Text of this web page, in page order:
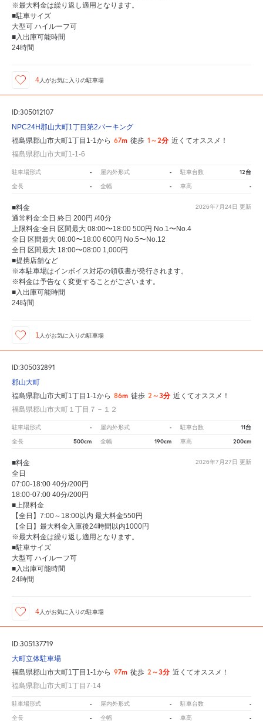
※最大料金は繰り返し適用となります。
■駐車サイズ
大型可 ハイルーフ可
■入出庫可能時間
24時間
4 人がお気に入りの駐車場
ID:305012107
NPC24H郡山大町1丁目第2パーキング
福島県郡山市大町1丁目1-1から 67m 徒歩 1～2分 近くてオススメ！
福島県郡山市大町1-1-6
駐車場形式 - 屋内外形式 - 駐車台数 12台
全長 - 全幅 - 車高 -
2026年7月24日 更新
■料金
通常料金:全日 終日 200円 /40分
上限料金:全日 区間最大 08:00〜18:00 500円 No.1〜No.4
全日 区間最大 08:00〜18:00 600円 No.5〜No.12
全日 区間最大 18:00〜08:00 1,000円
■提携店舗など
※本駐車場はインボイス対応の領収書が発行されます。
※料金は予告なく変更することがございます。
■入出庫可能時間
24時間
1 人がお気に入りの駐車場
ID:305032891
郡山大町
福島県郡山市大町1丁目1-1から 86m 徒歩 2～3分 近くてオススメ！
福島県郡山市大町１丁目７－１２
駐車場形式 - 屋内外形式 - 駐車台数 11台
全長 500cm 全幅 190cm 車高 200cm
2026年7月27日 更新
■料金
全日
07:00-18:00 40分/200円
18:00-07:00 40分/200円
■上限料金
【全日】7:00～18:00以内 最大料金550円
【全日】最大料金入庫後24時間以内1000円
※最大料金は繰り返し適用となります。
■駐車サイズ
大型可 ハイルーフ可
■入出庫可能時間
24時間
4 人がお気に入りの駐車場
ID:305137719
大町立体駐車場
福島県郡山市大町1丁目1-1から 97m 徒歩 2～3分 近くてオススメ！
福島県郡山市大町1丁目7-14
駐車場形式 - 屋内外形式 - 駐車台数 -
全長 - 全幅 - 車高 -